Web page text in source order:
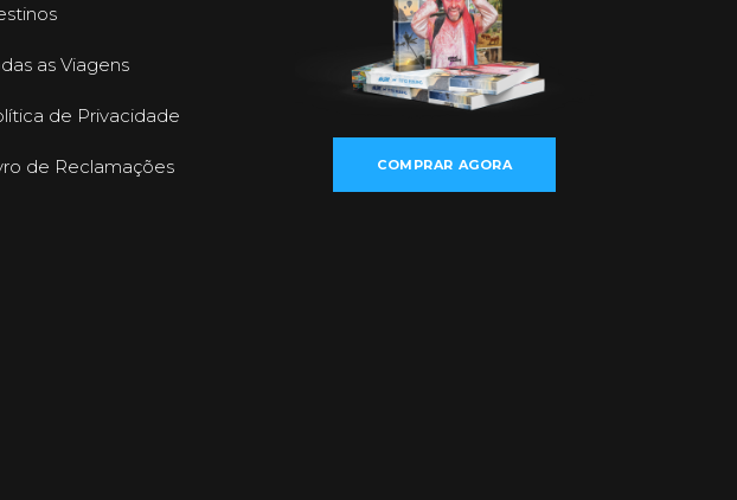
as Viagens
de Privacidade
de Reclamações COMPRAR AGORA